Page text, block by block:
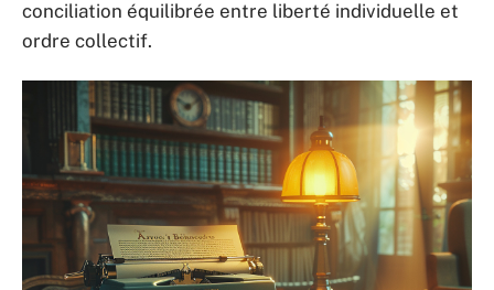
conciliation équilibrée entre liberté individuelle et
ordre collectif.